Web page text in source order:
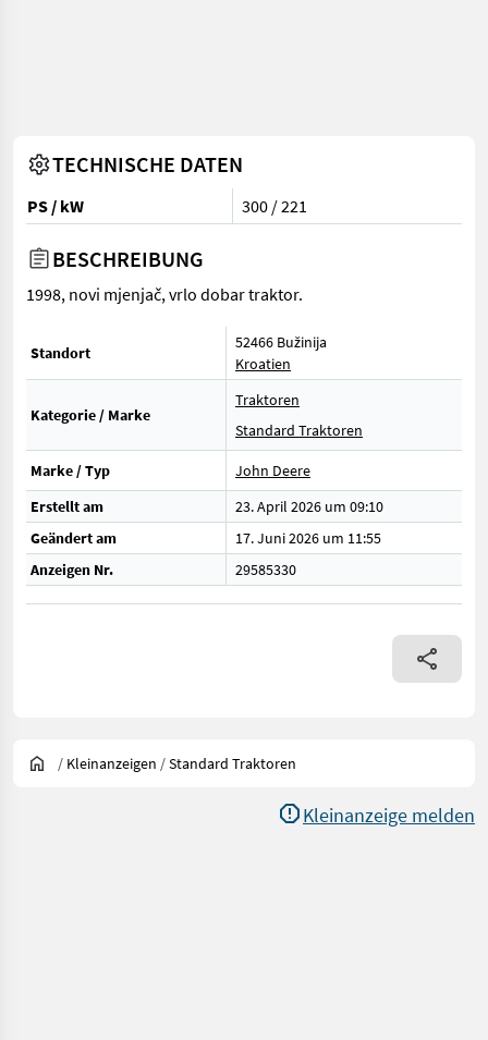
TECHNISCHE DATEN
PS / kW 300 / 221
BESCHREIBUNG
1998, novi mjenjač, vrlo dobar traktor.
Standort
52466 Bužinija
Kroatien
Kategorie / Marke
Traktoren
Standard Traktoren
Marke / Typ
John Deere
Erstellt am
23. April 2026 um 09:10
Geändert am
17. Juni 2026 um 11:55
Anzeigen Nr.
29585330
/ Kleinanzeigen /Standard Traktoren
Kleinanzeige melden